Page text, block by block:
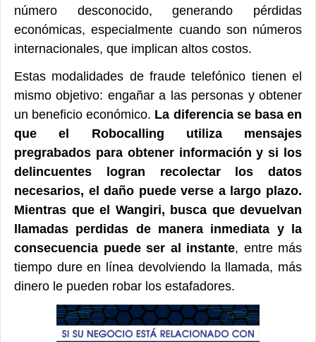
número desconocido, generando pérdidas
económicas, especialmente cuando son números
internacionales, que implican altos costos.
Estas modalidades de fraude telefónico tienen el
mismo objetivo: engañar a las personas y obtener
un beneficio económico. La diferencia se basa en
que el Robocalling utiliza mensajes
pregrabados para obtener información y si los
delincuentes logran recolectar los datos
necesarios, el daño puede verse a largo plazo.
Mientras que el Wangiri, busca que devuelvan
llamadas perdidas de manera inmediata y la
consecuencia puede ser al instante, entre más
tiempo dure en línea devolviendo la llamada, más
dinero le pueden robar los estafadores.